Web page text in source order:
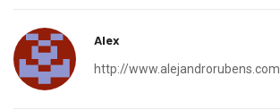
Alex
http://www.alejandrorubens.com